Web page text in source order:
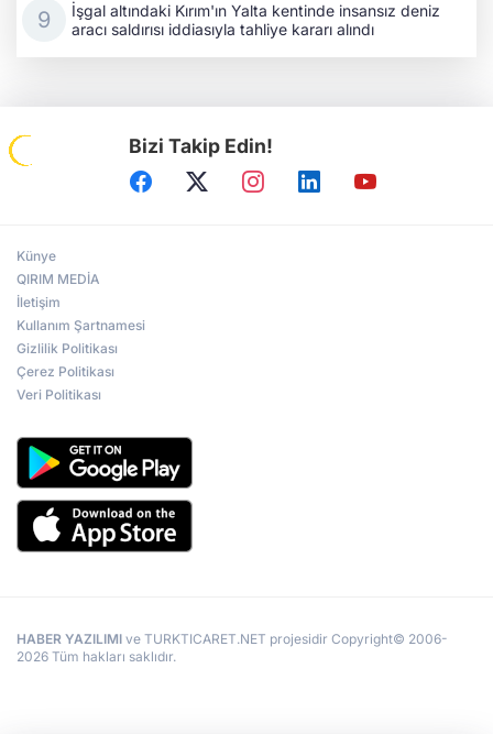
İşgal altındaki Kırım'ın Yalta kentinde insansız deniz
aracı saldırısı iddiasıyla tahliye kararı alındı
Bizi Takip Edin!
Künye
QIRIM MEDİA
İletişim
Kullanım Şartnamesi
Gizlilik Politikası
Çerez Politikası
Veri Politikası
HABER YAZILIMI ve TURKTICARET.NET projesidir Copyright© 2006-
2026 Tüm hakları saklıdır.